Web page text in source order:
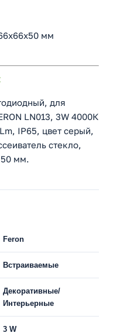
мм
для
LN013, 3W 4000К
IP65, цвет серый,
стекло,
мм.
Feron
Встраиваемые
Декоративные/
Интерьерные
3 W